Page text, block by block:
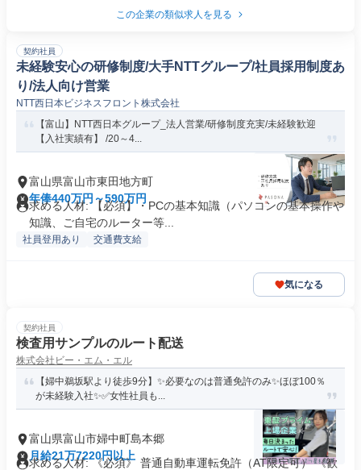
この企業の類似求人を見る
契約社員
未経験安心の研修制度/大手NTTグループ/社員採用制度あ
り/法人向け営業
NTT西日本ビジネスフロント株式会社
【富山】NTT西日本グループ_法人営業/研修制度充実/未経験歓迎
【入社実績有】 /20～4...
富山県富山市東田地方町
年俸440万円～590万円
求める人材: 【必須】・PCの基本知識（パソコンの基本操作や
知識、ご自宅のルーター等...
社員登用あり 交通費支給
気になる
契約社員
検査用サンプルのルート配送
株式会社ビー・エム・エル
【婦中鵜坂駅より徒歩9分】✨必要なのは普通免許のみ✨ほぼ100％
が未経験入社✨✅女性社員も...
富山県富山市婦中町島本郷
月給21万7220円以上
求める人材: 《必須》 普通自動車運転免許（AT限定可） 《歓